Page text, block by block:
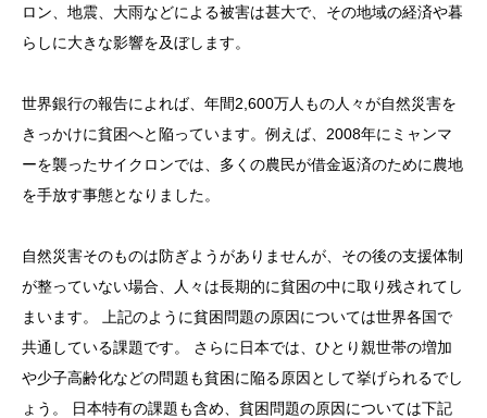
ロン、地震、大雨などによる被害は甚大で、その地域の経済や暮
らしに大きな影響を及ぼします。
世界銀行の報告によれば、年間2,600万人もの人々が自然災害を
きっかけに貧困へと陥っています。例えば、2008年にミャンマ
ーを襲ったサイクロンでは、多くの農民が借金返済のために農地
を手放す事態となりました。
自然災害そのものは防ぎようがありませんが、その後の支援体制
が整っていない場合、人々は長期的に貧困の中に取り残されてし
まいます。 上記のように貧困問題の原因については世界各国で
共通している課題です。 さらに日本では、ひとり親世帯の増加
や少子高齢化などの問題も貧困に陥る原因として挙げられるでし
ょう。 日本特有の課題も含め、貧困問題の原因については下記